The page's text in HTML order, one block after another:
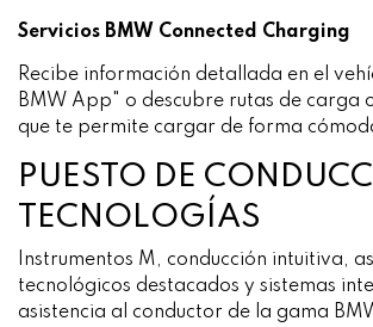
Servicios BMW Connected Charging
Recibe información detallada en el
BMW App" o descubre rutas de carga
que te permite cargar de forma
PUESTO DE
TECNOLOGÍAS
Instrumentos M, conducción intuitiva,
tecnológicos destacados y sistemas
asistencia al conductor de la gama